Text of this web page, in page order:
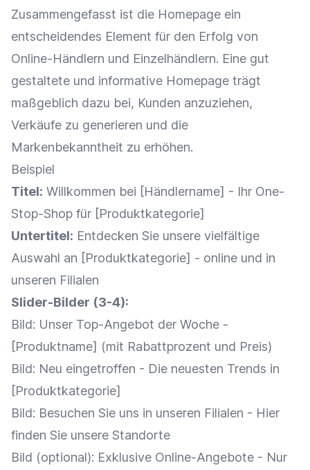
Zusammengefasst ist die Homepage ein
entscheidendes Element für den Erfolg von
Online-Händlern und Einzelhändlern. Eine gut
gestaltete und informative Homepage trägt
maßgeblich dazu bei, Kunden anzuziehen,
Verkäufe zu generieren und die
Markenbekanntheit zu erhöhen.
Beispiel
Titel: Willkommen bei [Händlername] - Ihr One-
Stop-Shop für [Produktkategorie]
Untertitel: Entdecken Sie unsere vielfältige
Auswahl an [Produktkategorie] - online und in
unseren Filialen
Slider-Bilder (3-4):
Bild: Unser Top-Angebot der Woche -
[Produktname] (mit Rabattprozent und Preis)
Bild: Neu eingetroffen - Die neuesten Trends in
[Produktkategorie]
Bild: Besuchen Sie uns in unseren Filialen - Hier
finden Sie unsere Standorte
Bild (optional): Exklusive Online-Angebote - Nur